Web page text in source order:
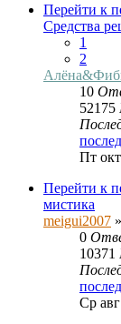
Перейти к
Средства
1
2
10
52175
Пт
Перейти к
мистика
meigui2007
0
10371
Ср